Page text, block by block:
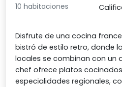
10 habitaciones
Disfrute de una cocina
bistró de estilo retro, donde
locales se combinan con un
chef ofrece platos
especialidades regionales,